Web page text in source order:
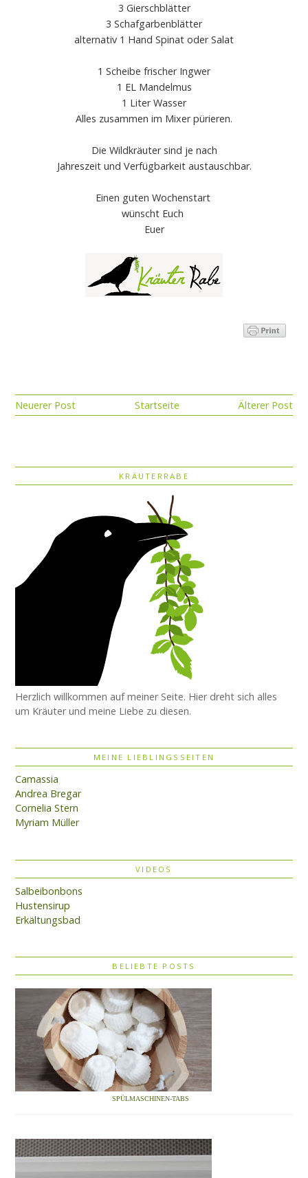
3 Gierschblätter
3 Schafgarbenblätter
alternativ 1 Hand Spinat oder Salat
1 Scheibe frischer Ingwer
1 EL Mandelmus
1 Liter Wasser
Alles zusammen im Mixer pürieren.
Die Wildkräuter sind je nach
Jahreszeit und Verfügbarkeit austauschbar.
Einen guten Wochenstart
wünscht Euch
Euer
Neuerer Post Älterer Post
Startseite
KRÄUTERRABE
Herzlich willkommen auf meiner Seite. Hier dreht sich alles
um Kräuter und meine Liebe zu diesen.
MEINE LIEBLINGSSEITEN
Camassia
Andrea Bregar
Cornelia Stern
Myriam Müller
VIDEOS
Salbeibonbons
Hustensirup
Erkältungsbad
BELIEBTE POSTS
SPÜLMASCHINEN-TABS